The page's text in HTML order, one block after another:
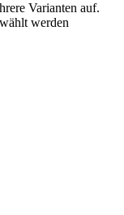
Varianten auf.
werden